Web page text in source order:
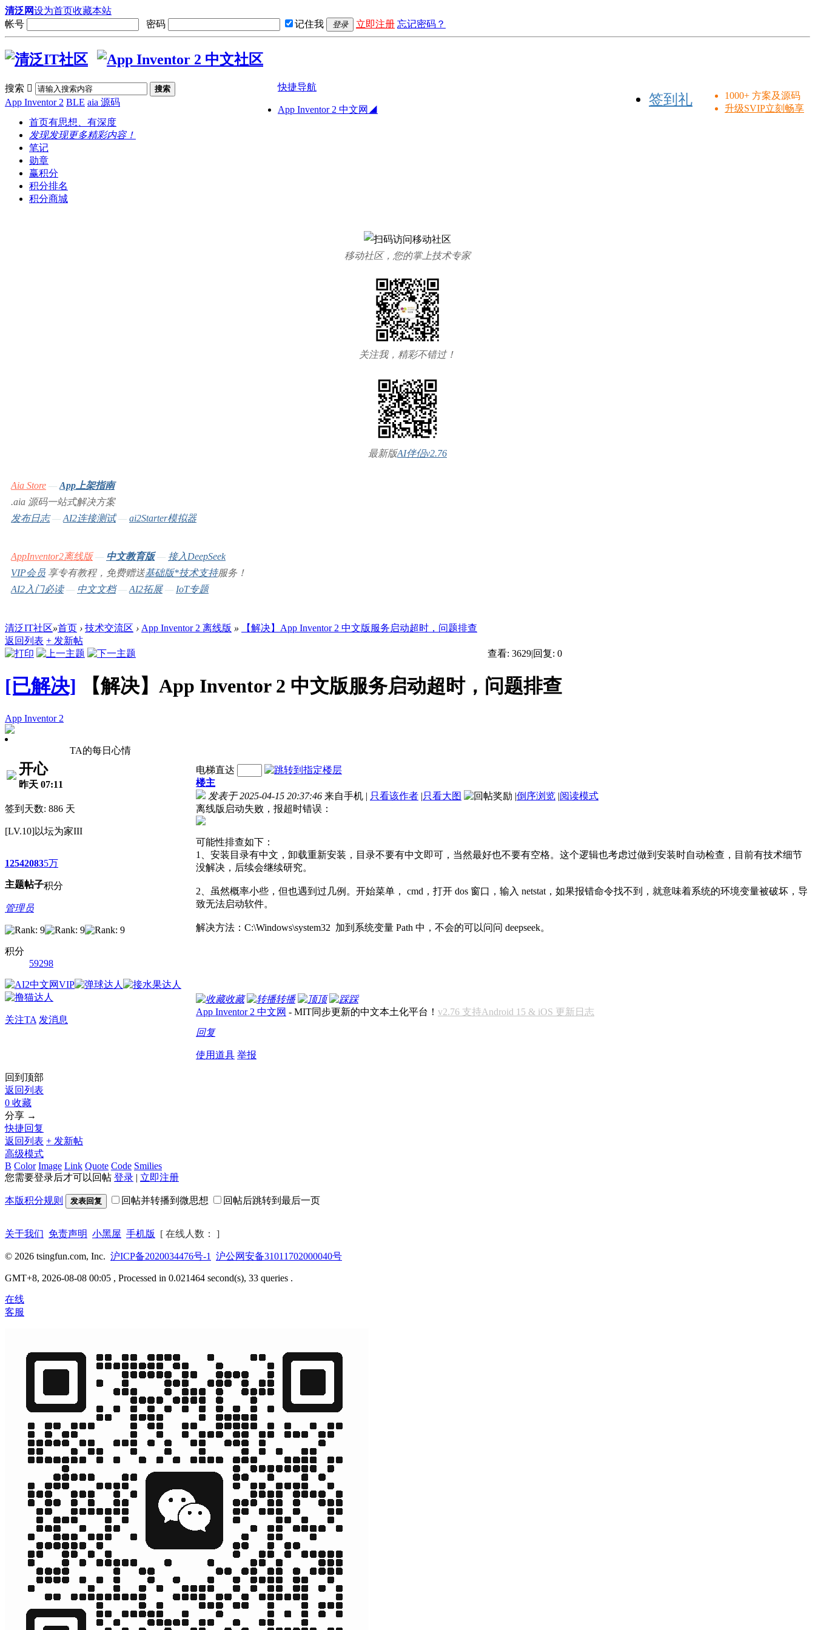
清泛网设为首页收藏本站
帐号
密码 记住我 登录 立即注册 忘记密码？
搜索  搜索
App Inventor 2 BLE aia 源码 签到礼
1000+ 方案及源码
升级SVIP立刻畅享
快捷导航
App Inventor 2 中文网◢
首页有思想、有深度
发现发现更多精彩内容！
笔记
勋章
赢积分
积分排名
积分商城
移动社区，您的掌上技术专家
关注我，精彩不错过！
最新版AI伴侣v2.76
Aia Store — App上架指南
.aia 源码一站式解决方案
发布日志— AI2连接测试— ai2Starter模拟器
AppInventor2离线版— 中文教育版— 接入DeepSeek
VIP会员 享专有教程，免费赠送基础版*技术支持服务！
AI2入门必读— 中文文档— AI2拓展— IoT专题
清泛IT社区»首页 › 技术交流区 › App Inventor 2 离线版 »
【解决】App Inventor 2 中文版服务启动超时，问题排查
返回列表 + 发新帖
查看: 3629|回复: 0
[已解决] 【解决】App Inventor 2 中文版服务启动超时，问题排查
App Inventor 2
TA的每日心情
开心
昨天 07:11
签到天数: 886 天
[LV.10]以坛为家III
1254
主题
2083
帖子
5万
积分
管理员
积分
59298
关注TA 发消息
电梯直达
楼主
发表于 2025-04-15 20:37:46 来自手机 | 只看该作者 |只看大图 |倒序浏览 |阅读模式
离线版启动失败，报超时错误：
可能性排查如下：
1、安装目录有中文，卸载重新安装，目录不要有中文即可，当然最好也不要有空格。这个逻辑也考虑过做到安装时自动检查，目前有技术细节
没解决，后续会继续研究。
2、虽然概率小些，但也遇到过几例。开始菜单， cmd，打开 dos 窗口，输入 netstat，如果报错命令找不到，就意味着系统的环境变量被破坏，导
致无法启动软件。
解决方法：C:\Windows\system32 加到系统变量 Path 中，不会的可以问问 deepseek。
收藏 转播 顶
踩
App Inventor 2 中文网 - MIT同步更新的中文本土化平台！ v2.76 支持Android 15 & iOS 更新日志
回复
使用道具 举报
回到顶部
返回列表
0 收藏
分享 →
快捷回复
返回列表 + 发新帖
高级模式
B Color Image Link Quote Code Smilies
您需要登录后才可以回帖 登录 | 立即注册
本版积分规则 发表回复 回帖并转播到微思想 回帖后跳转到最后一页
关于我们 免责声明 小黑屋 手机版 [ 在线人数： ]
© 2026 tsingfun.com, Inc. 沪ICP备2020034476号-1 沪公网安备31011702000040号
GMT+8, 2026-08-08 00:05 , Processed in 0.021464 second(s), 33 queries .
在线
客服